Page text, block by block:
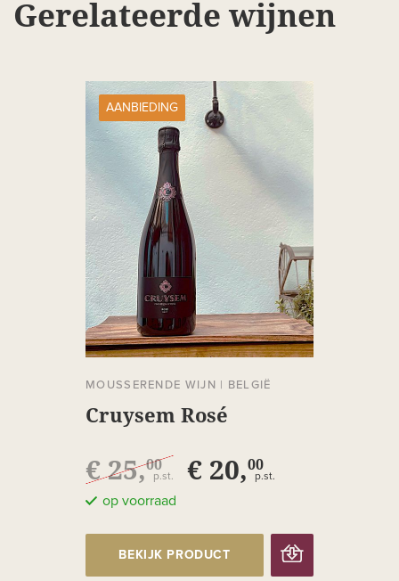
Gerelateerde wijnen
AANBIEDING
MOUSSERENDE WIJN | BELGIË
Cruysem Rosé
€ 25,00
p.st. € 20,00
p.st.
op voorraad
BEKIJK PRODUCT